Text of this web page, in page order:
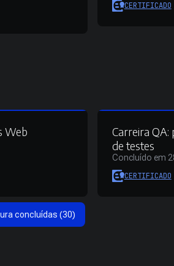
CERTIFICADO
Web
Carreira QA:
de testes
Concluído em
CERTIFICADO
concluídas (30)